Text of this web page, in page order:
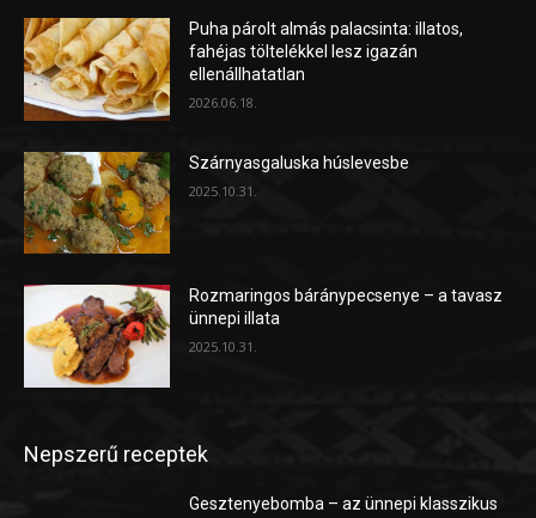
Puha párolt almás palacsinta: illatos,
fahéjas töltelékkel lesz igazán
ellenállhatatlan
2026.06.18.
Szárnyasgaluska húslevesbe
2025.10.31.
Rozmaringos báránypecsenye – a tavasz
ünnepi illata
2025.10.31.
Nepszerű receptek
Gesztenyebomba – az ünnepi klasszikus